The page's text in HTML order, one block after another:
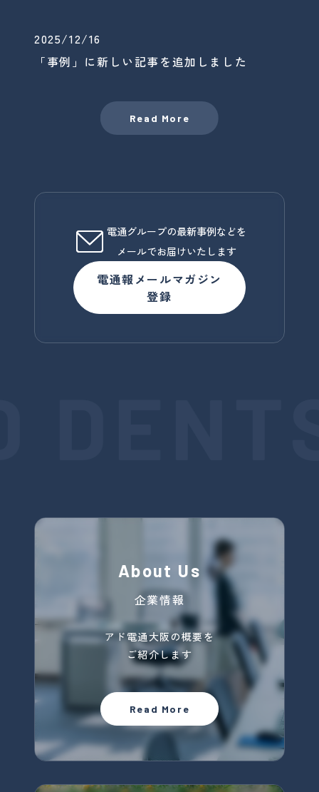
2025/12/16
「事例」に新しい記事を追加しました
Read More
電通グループの最新事例などを
メールでお届けいたします
電通報メールマガジン
登録
About Us
企業情報
アド電通大阪の概要を
ご紹介します
Read More